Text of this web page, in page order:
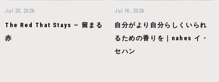
Jul 23, 2026
The Red That Stays — 留まる
赤
Jul 16, 2026
自分がより自分らしくいられ
るための香りを｜nahes イ・
セハン